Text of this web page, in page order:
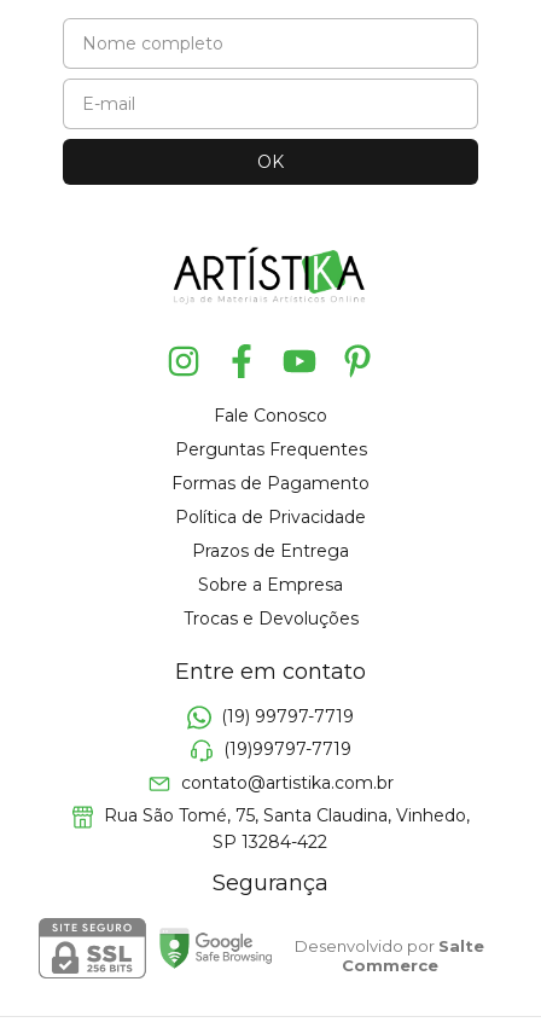
Fale Conosco
Perguntas Frequentes
Formas de Pagamento
Política de Privacidade
Prazos de Entrega
Sobre a Empresa
Trocas e Devoluções
Entre em contato
(19) 99797-7719
(19)99797-7719
contato@artistika.com.br
Rua São Tomé, 75, Santa Claudina, Vinhedo,
SP 13284-422
Segurança
Desenvolvido por Salte
Commerce